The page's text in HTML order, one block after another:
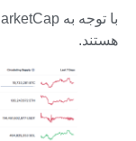
هستند.